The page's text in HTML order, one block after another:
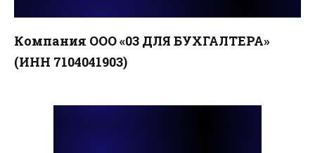
Компания ООО «03 ДЛЯ БУХГАЛТЕРА»
(ИНН 7104041903)